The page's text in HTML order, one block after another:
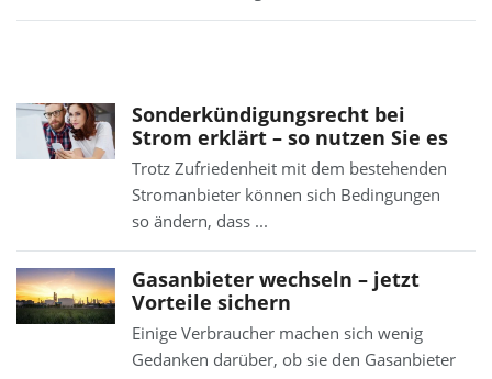
Sonderkündigungsrecht bei
Strom erklärt – so nutzen Sie es
Trotz Zufriedenheit mit dem bestehenden
Stromanbieter können sich Bedingungen
so ändern, dass ...
Gasanbieter wechseln – jetzt
Vorteile sichern
Einige Verbraucher machen sich wenig
Gedanken darüber, ob sie den Gasanbieter